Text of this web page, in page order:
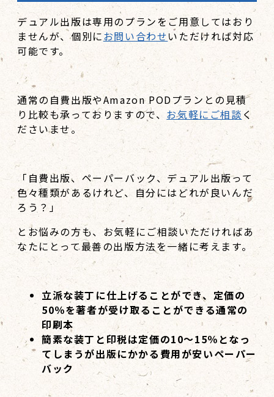
デュアル出版は専用のプランをご用意してはおり
ませんが、個別にお問い合わせいただければ対応
可能です。
通常の自費出版やAmazon PODプランとの見積
り比較も承っておりますので、 お気軽にご相談 く
ださいませ。
「自費出版、ペーパーバック、デュアル出版って
色々種類があるけれど、自分にはどれが良いんだ
ろう？」
とお悩みの方も、お気軽にご相談いただければあ
なたにとって最善の出版方法を一緒に考えます。
立派な装丁に仕上げることができ、定価の
50％を著者が受け取ることができる通常の
印刷本
簡素な装丁と印税は定価の10～15％となっ
てしまうが出版にかかる費用が安いペーパー
バック